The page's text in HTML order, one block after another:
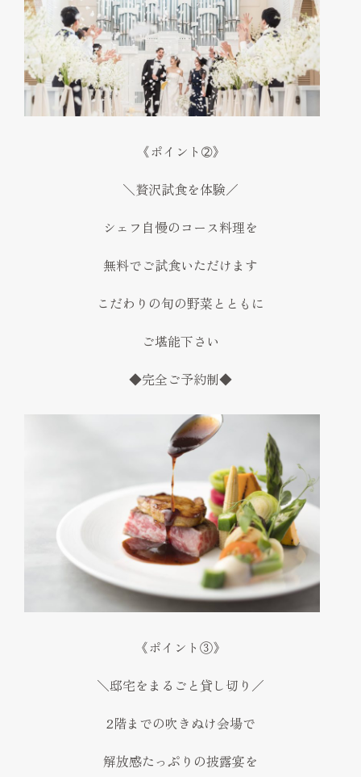
《ポイント➁》
＼贅沢試食を体験／
シェフ自慢のコース料理を
無料でご試食いただけます
こだわりの旬の野菜とともに
ご堪能下さい
◆完全ご予約制◆
《ポイント③》
＼邸宅をまるごと貸し切り／
2階までの吹きぬけ会場で
解放感たっぷりの披露宴を